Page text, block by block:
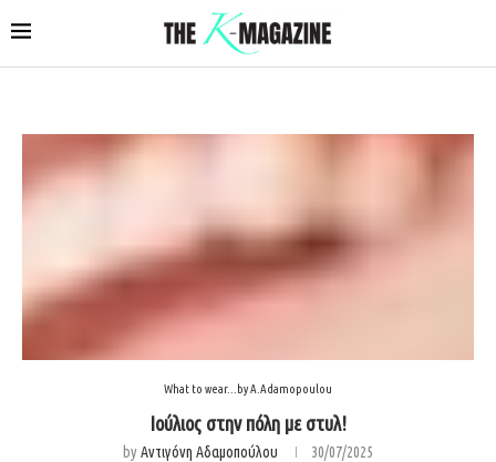
What to wear...by A.Adamopoulou
Ιούλιος στην πόλη με στυλ!
byΑντιγόνη Αδαμοπούλου 30/07/2025